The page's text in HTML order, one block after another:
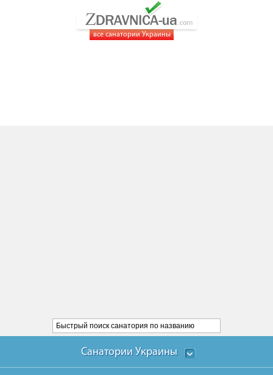
все санатории Украины
Санатории Украины